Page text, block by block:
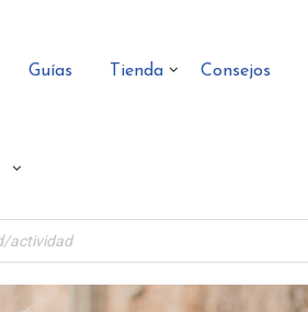
Guías Tienda Consejos